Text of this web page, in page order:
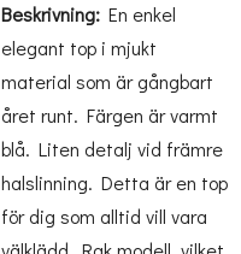
Beskrivning: En enkel
elegant top i mjukt
material som är gångbart
året runt. Färgen är varmt
blå. Liten detalj vid främre
halslinning. Detta är en top
för dig som alltid vill vara